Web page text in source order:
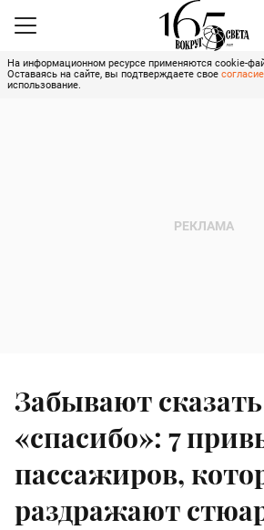
На информационном ресурсе применяются cookie-
Оставаясь на сайте, вы подтверждаете свое согласие
использование.
Забывают сказать
«спасибо»: 7
пассажиров,
раздражают